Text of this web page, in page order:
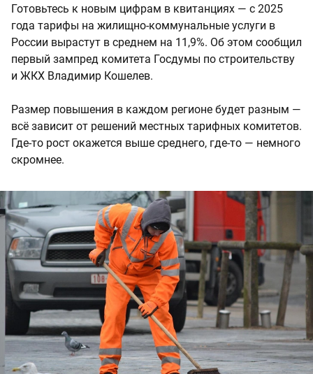
Готовьтесь к новым цифрам в квитанциях — с 2025
года тарифы на жилищно-коммунальные услуги в
России вырастут в среднем на 11,9%. Об этом сообщил
первый зампред комитета Госдумы по строительству
и ЖКХ Владимир Кошелев.
Размер повышения в каждом регионе будет разным —
всё зависит от решений местных тарифных комитетов.
Где-то рост окажется выше среднего, где-то — немного
скромнее.